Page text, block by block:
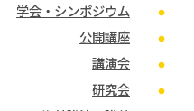
学会・シンポジウム
公開講座
講演会
研究会